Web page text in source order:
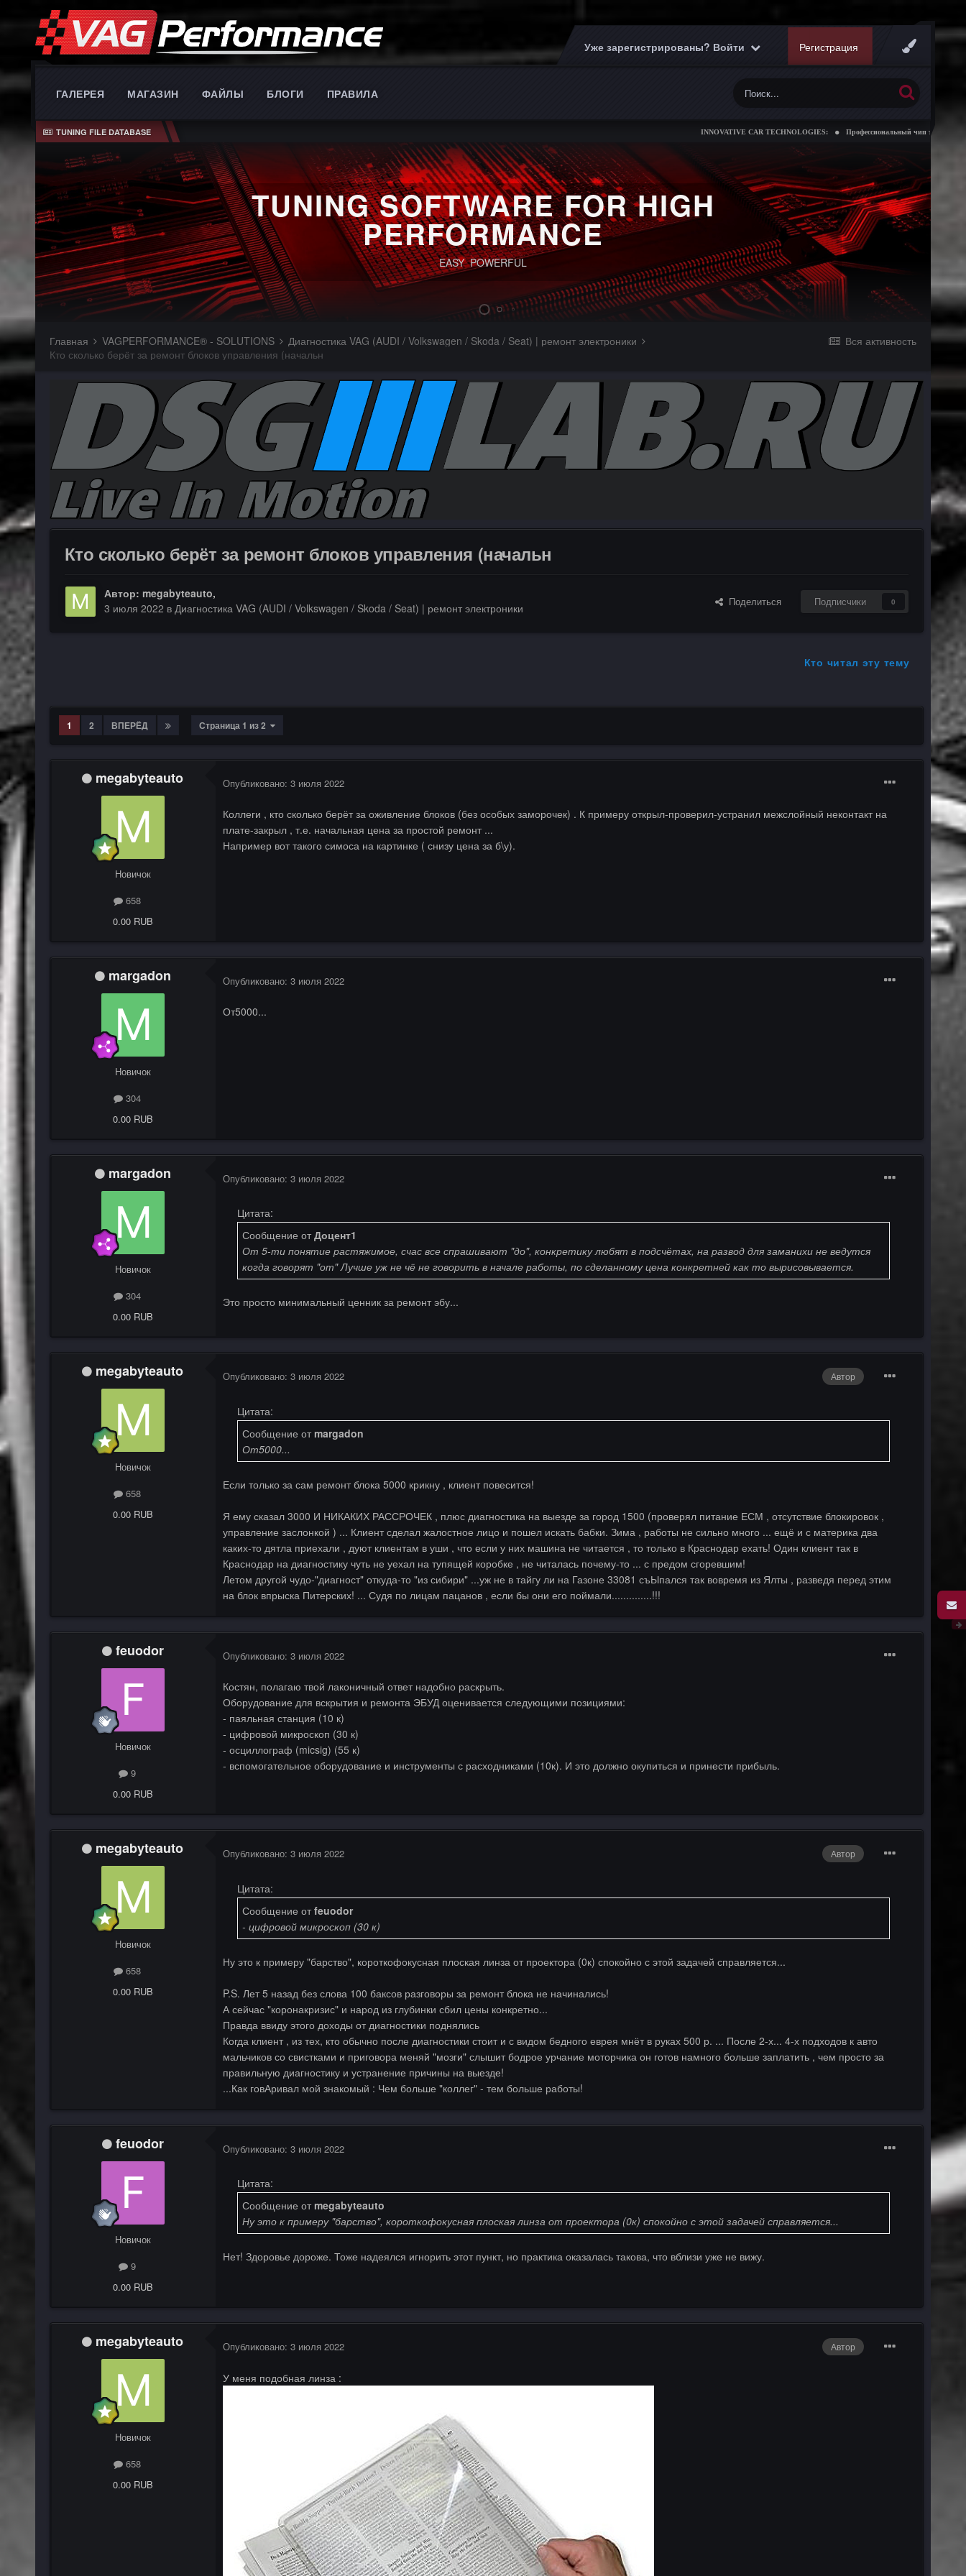
Уже зарегистрированы? Войти Регистрация
ГАЛЕРЕЯ МАГАЗИН ФАЙЛЫ БЛОГИ ПРАВИЛА
TUNING FILE DATABASE INNOVATIVE CAR TECHNOLOGIES: Профессиональный чип тюнинг коробок передач
TUNING SOFTWARE FOR HIGH
PERFORMANCE
EASY POWERFUL
Вся активность
Главная VAGPERFORMANCE® - SOLUTIONS
Диагностика VAG (AUDI / Volkswagen / Skoda / Seat) | ремонт электроники
Кто сколько берёт за ремонт блоков управления (начальн
Кто сколько берёт за ремонт блоков управления (начальн
Автор: megabyteauto,
3 июля 2022 в Диагностика VAG (AUDI / Volkswagen / Skoda / Seat) | ремонт электроники Поделиться Подписчики 0
Кто читал эту тему
1 2 ВПЕРЁД Страница 1 из 2
megabyteauto
Новичок
658
0.00 RUB
Опубликовано: 3 июля 2022
Коллеги , кто сколько берёт за оживление блоков (без особых заморочек) . К примеру открыл-проверил-устранил межслойный неконтакт на
плате-закрыл , т.е. начальная цена за простой ремонт ...
Например вот такого симоса на картинке ( снизу цена за б\у).
margadon
Новичок
304
0.00 RUB
Опубликовано: 3 июля 2022
От5000...
margadon
Новичок
304
0.00 RUB
Опубликовано: 3 июля 2022
Цитата:
Сообщение отДоцент1
От 5-ти понятие растяжимое, счас все спрашивают "до", конкретику любят в подсчётах, на развод для заманихи не ведутся
когда говорят "от" Лучше уж не чё не говорить в начале работы, по сделанному цена конкретней как то вырисовывается.
Это просто минимальный ценник за ремонт эбу...
megabyteauto
Новичок
658
0.00 RUB
Автор
Опубликовано: 3 июля 2022
Цитата:
Сообщение отmargadon
От5000...
Если только за сам ремонт блока 5000 крикну , клиент повесится!
Я ему сказал 3000 И НИКАКИХ РАССРОЧЕК , плюс диагностика на выезде за город 1500 (проверял питание ЕСМ , отсутствие блокировок ,
управление заслонкой ) ... Клиент сделал жалостное лицо и пошел искать бабки. Зима , работы не сильно много ... ещё и с материка два
каких-то дятла приехали , дуют клиентам в уши , что если у них машина не читается , то только в Краснодар ехать! Один клиент так в
Краснодар на диагностику чуть не уехал на тупящей коробке , не читалась почему-то ... с предом сгоревшим!
Летом другой чудо-"диагност" откуда-то "из сибири" ...уж не в тайгу ли на Газоне 33081 съЫпался так вовремя из Ялты , разведя перед этим
на блок впрыска Питерских! ... Судя по лицам пацанов , если бы они его поймали..............!!!
feuodor
Новичок
9
0.00 RUB
Опубликовано: 3 июля 2022
Костян, полагаю твой лаконичный ответ надобно раскрыть.
Оборудование для вскрытия и ремонта ЭБУД оценивается следующими позициями:
- паяльная станция (10 к)
- цифровой микроскоп (30 к)
- осциллограф (micsig) (55 к)
- вспомогательное оборудование и инструменты с расходниками (10к). И это должно окупиться и принести прибыль.
megabyteauto
Новичок
658
0.00 RUB
Автор
Опубликовано: 3 июля 2022
Цитата:
Сообщение отfeuodor
- цифровой микроскоп (30 к)
Ну это к примеру "барство", короткофокусная плоская линза от проектора (0к) спокойно с этой задачей справляется...
P.S. Лет 5 назад без слова 100 баксов разговоры за ремонт блока не начинались!
А сейчас "коронакризис" и народ из глубинки сбил цены конкретно...
Правда ввиду этого доходы от диагностики поднялись
Когда клиент , из тех, кто обычно после диагностики стоит и с видом бедного еврея мнёт в руках 500 р. ... После 2-х... 4-х подходов к авто
мальчиков со свистками и приговора меняй "мозги" слышит бодрое урчание моторчика он готов намного больше заплатить , чем просто за
правильную диагностику и устранение причины на выезде!
...Как говАривал мой знакомый : Чем больше "коллег" - тем больше работы!
feuodor
Новичок
9
0.00 RUB
Опубликовано: 3 июля 2022
Цитата:
Сообщение отmegabyteauto
Ну это к примеру "барство", короткофокусная плоская линза от проектора (0к) спокойно с этой задачей справляется...
Нет! Здоровье дороже. Тоже надеялся игнорить этот пункт, но практика оказалась такова, что вблизи уже не вижу.
megabyteauto
Новичок
658
0.00 RUB
Автор
Опубликовано: 3 июля 2022
У меня подобная линза :